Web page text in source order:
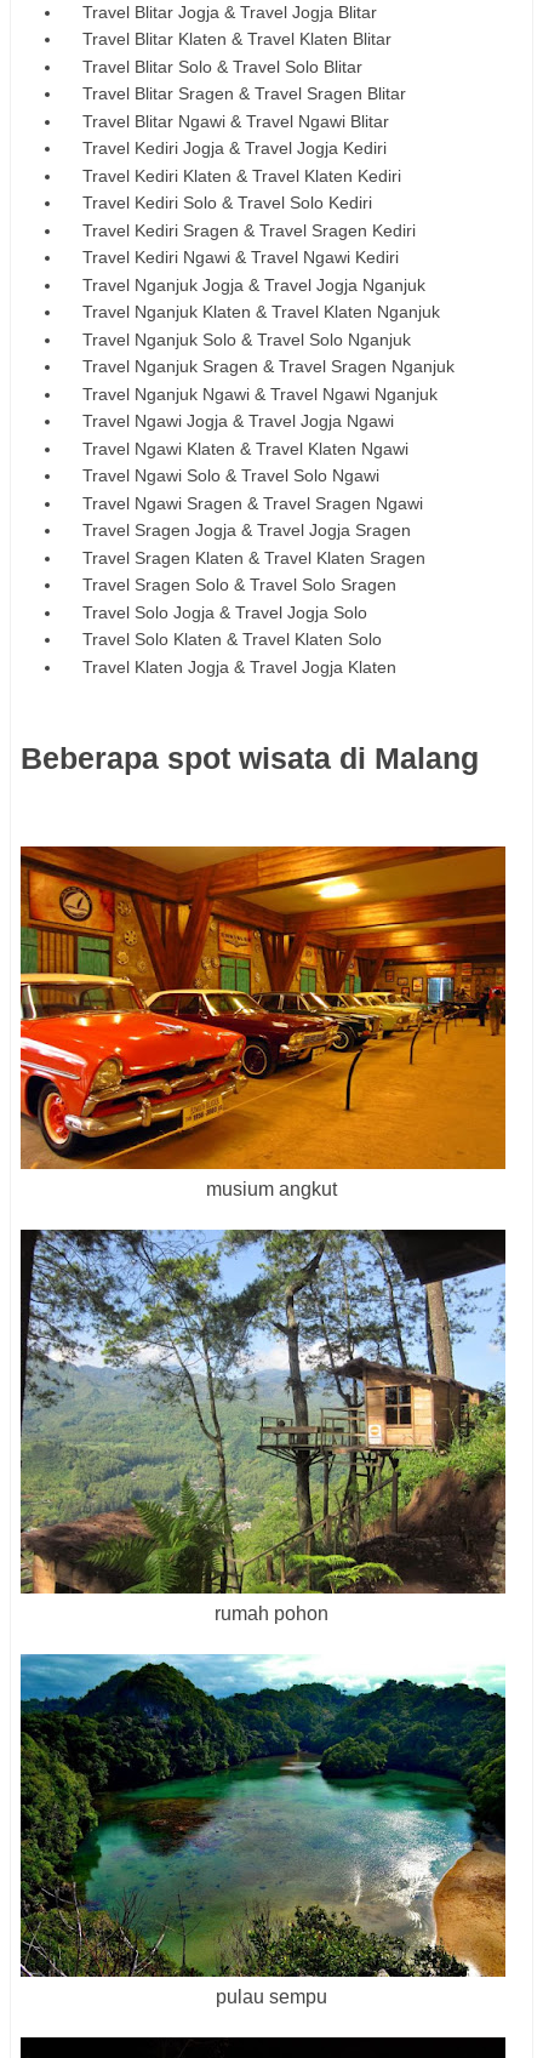
Travel Blitar Jogja & Travel Jogja Blitar
Travel Blitar Klaten & Travel Klaten Blitar
Travel Blitar Solo & Travel Solo Blitar
Travel Blitar Sragen & Travel Sragen Blitar
Travel Blitar Ngawi & Travel Ngawi Blitar
Travel Kediri Jogja & Travel Jogja Kediri
Travel Kediri Klaten & Travel Klaten Kediri
Travel Kediri Solo & Travel Solo Kediri
Travel Kediri Sragen & Travel Sragen Kediri
Travel Kediri Ngawi & Travel Ngawi Kediri
Travel Nganjuk Jogja & Travel Jogja Nganjuk
Travel Nganjuk Klaten & Travel Klaten Nganjuk
Travel Nganjuk Solo & Travel Solo Nganjuk
Travel Nganjuk Sragen & Travel Sragen Nganjuk
Travel Nganjuk Ngawi & Travel Ngawi Nganjuk
Travel Ngawi Jogja & Travel Jogja Ngawi
Travel Ngawi Klaten & Travel Klaten Ngawi
Travel Ngawi Solo & Travel Solo Ngawi
Travel Ngawi Sragen & Travel Sragen Ngawi
Travel Sragen Jogja & Travel Jogja Sragen
Travel Sragen Klaten & Travel Klaten Sragen
Travel Sragen Solo & Travel Solo Sragen
Travel Solo Jogja & Travel Jogja Solo
Travel Solo Klaten & Travel Klaten Solo
Travel Klaten Jogja & Travel Jogja Klaten
Beberapa spot wisata di Malang
musium angkut
rumah pohon
pulau sempu